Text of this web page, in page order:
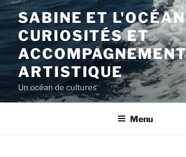
Aller
au
contenu
principal
SABINE ET
CURIOSITÉS ET
ARTISTIQUE
Un océan de cultures
Menu